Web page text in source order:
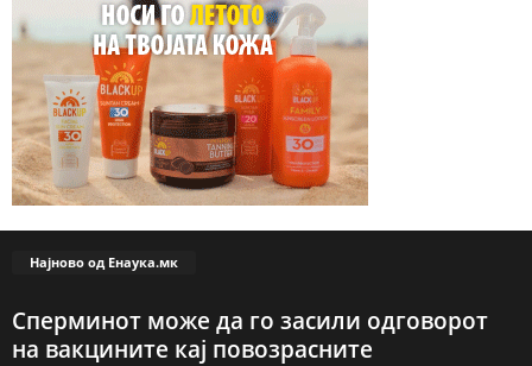
Најново од Енаука.мк
Сперминот може да го засили одговорот
на вакцините кај повозрасните